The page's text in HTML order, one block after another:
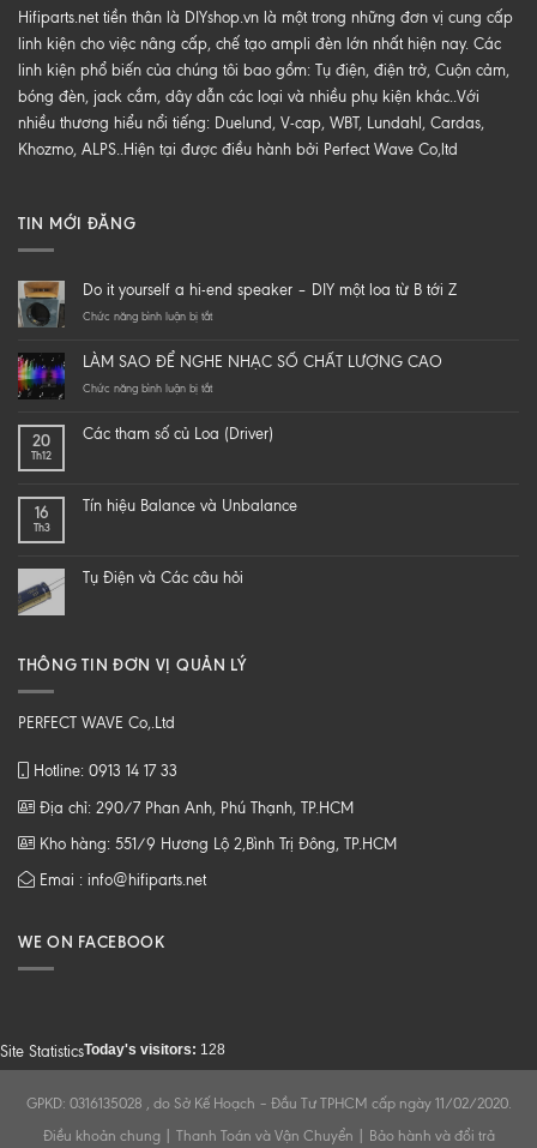
Hifiparts.net tiền thân là DIYshop.vn là một trong những đơn vị cung cấp
linh kiện cho việc nâng cấp, chế tạo ampli đèn lớn nhất hiện nay. Các
linh kiện phổ biến của chúng tôi bao gồm: Tụ điện, điện trở, Cuộn cảm,
bóng đèn, jack cắm, dây dẫn các loại và nhiều phụ kiện khác..Với
nhiều thương hiểu nổi tiếng: Duelund, V-cap, WBT, Lundahl, Cardas,
Khozmo, ALPS..Hiện tại được điều hành bởi Perfect Wave Co,ltd
TIN MỚI ĐĂNG
Do it yourself a hi-end speaker – DIY một loa từ B tới Z
Chức năng bình luận bị tắtở
yourself
a
speaker
loa
Z
LÀM SAO ĐỂ NGHE NHẠC SỐ CHẤT LƯỢNG CAO
Chức năng bình luận bị tắtở
ĐỂ
CHẤT
20
Th12
Các tham số củ Loa (Driver)
16
Th3
Tín hiệu Balance và Unbalance
Tụ Điện và Các câu hỏi
THÔNG TIN ĐƠN VỊ QUẢN LÝ
PERFECT WAVE Co,.Ltd
Hotline: 0913 14 17 33
Địa chỉ: 290/7 Phan Anh, Phú Thạnh, TP.HCM
Kho hàng: 551/9 Hương Lộ 2,Bình Trị Đông, TP.HCM
Emai : info@hifiparts.net
WE ON FACEBOOK
Site StatisticsToday's visitors: 128
GPKD: 0316135028 , do Sở Kế Hoạch – Đầu Tư TPHCM cấp ngày 11/02/2020.
Điều khoản chung| Thanh Toán và Vận Chuyển Bảo hành và đổi trả